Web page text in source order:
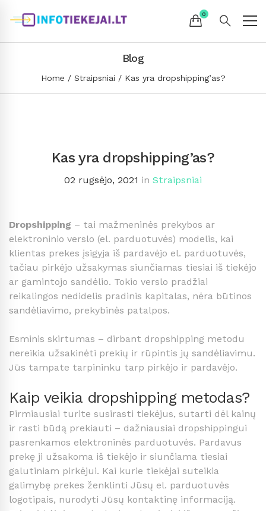
Blog
Home Straipsniai Kas yra dropshipping’as?
Kas yra dropshipping’as?
02 rugsėjo, 2021 in Straipsniai
Dropshipping – tai mažmeninės prekybos ar
elektroninio verslo (el. parduotuvės) modelis, kai
klientas prekes įsigyja iš pardavėjo el. parduotuvės,
tačiau pirkėjo užsakymas siunčiamas tiesiai iš tiekėjo
ar gamintojo sandėlio. Tokio verslo pradžiai
reikalingos nedidelis pradinis kapitalas, nėra būtinos
sandėliavimo, prekybinės patalpos.
Esminis skirtumas – dirbant dropshipping metodu
nereikia užsakinėti prekių ir rūpintis jų sandėliavimu.
Jūs tampate tarpininku tarp pirkėjo ir pardavėjo.
Kaip veikia dropshipping metodas?
Pirmiausiai turite susirasti tiekėjus, sutarti dėl kainų
ir rasti būdą prekiauti – dažniausiai dropshippingui
pasrenkamos elektroninės parduotuvės. Pardavus
prekę ji užsakoma iš tiekėjo ir siunčiama tiesiai
galutiniam pirkėjui. Kai kurie tiekėjai suteikia
galimybę prekes ženklinti Jūsų el. parduotuvės
logotipais, nurodyti Jūsų kontaktinę informaciją.